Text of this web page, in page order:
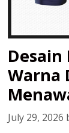
Desain
Warna
July 29, 2026